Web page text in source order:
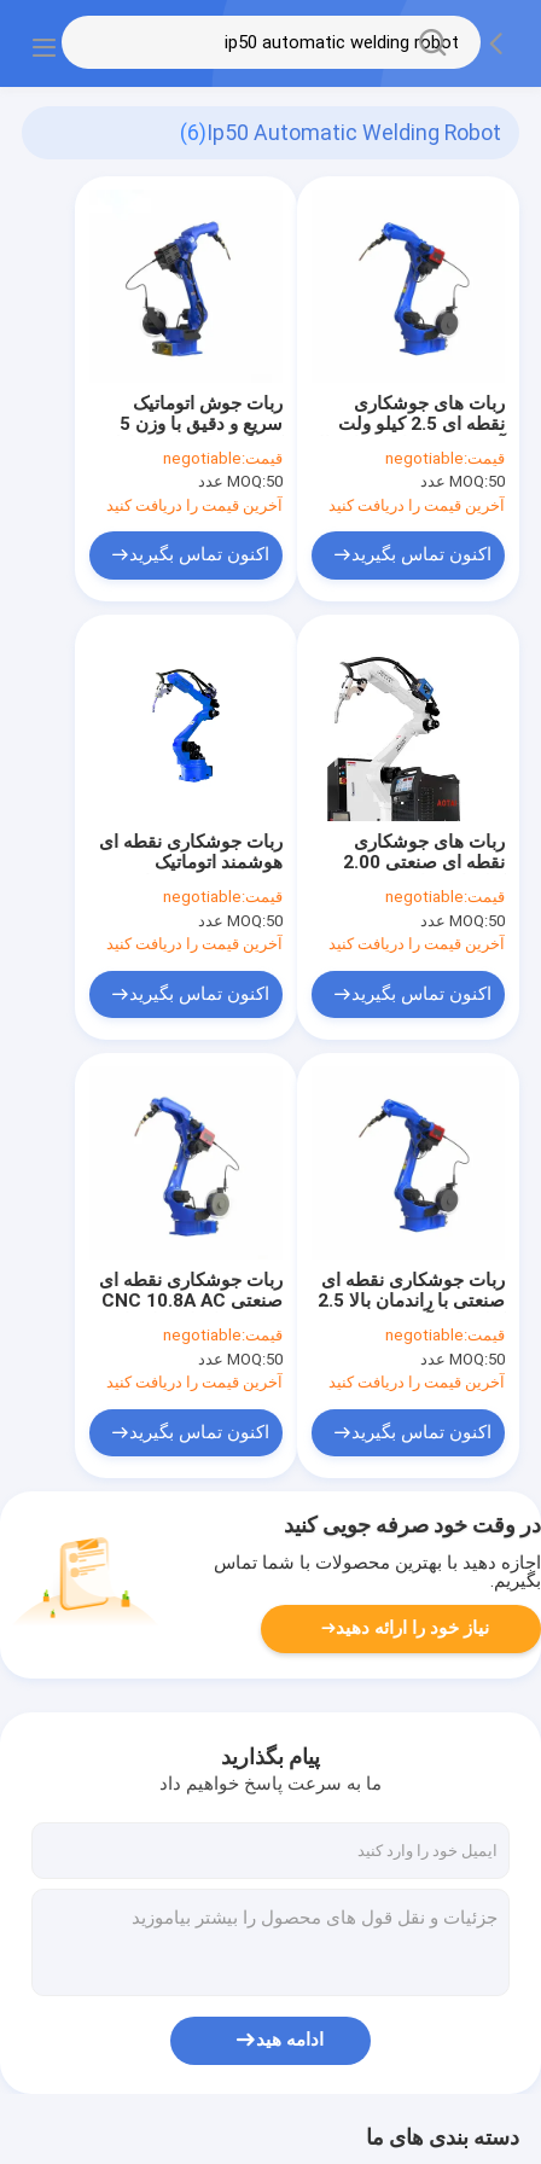
Ip50 Automatic Welding Robot
(6)
ربات جوش اتوماتیک
سریع و دقیق با وزن 5
IP50
قیمت:negotiable
MOQ:50 عدد
آخرین قیمت را دریافت کنید
اکنون تماس بگیرید
ربات های جوشکاری
نقطه ای 2.5 کیلو ولت
و خودکار هوشمند
قیمت:negotiable
MOQ:50 عدد
آخرین قیمت را دریافت کنید
اکنون تماس بگیرید
ربات جوشکاری نقطه ای
هوشمند اتوماتیک
صنعت خودرو
قیمت:negotiable
MOQ:50 عدد
آخرین قیمت را دریافت کنید
اکنون تماس بگیرید
ربات های جوشکاری
نقطه ای صنعتی 2.00
قوس الکتریکی به صورت
خودکار
قیمت:negotiable
MOQ:50 عدد
آخرین قیمت را دریافت کنید
اکنون تماس بگیرید
ربات جوشکاری نقطه ای
صنعتی CNC 10.8A AC
ماشین Hsr
قیمت:negotiable
MOQ:50 عدد
آخرین قیمت را دریافت کنید
اکنون تماس بگیرید
ربات جوشکاری نقطه ای
صنعتی با راندمان بالا 2.5
کیلووات کارکرد آسان
قیمت:negotiable
MOQ:50 عدد
آخرین قیمت را دریافت کنید
اکنون تماس بگیرید
در وقت خود صرفه جویی کنید
اجازه دهید با بهترین محصولات با شما تماس
بگیریم.
نیاز خود را ارائه دهید
پیام بگذارید
ما به سرعت پاسخ خواهیم داد
ادامه هید
دسته بندی های ما